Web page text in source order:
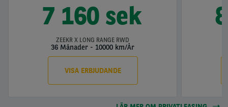
7 160 sek
ZEEKR X LONG RANGE RWD
36 Månader - 10000 km/År
VISA ERBJUDANDE